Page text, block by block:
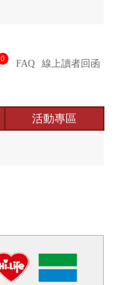
0 FAQ 線上讀者回函
活動專區